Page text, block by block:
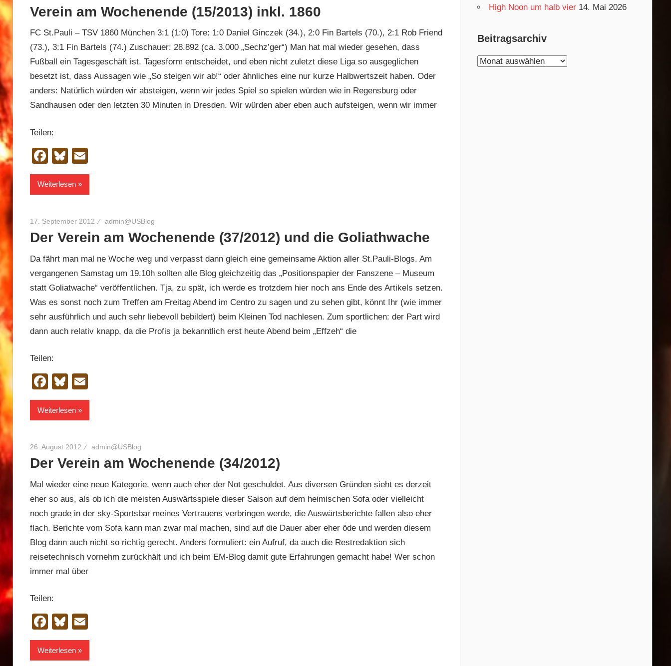
Verein am Wochenende (15/2013) inkl. 1860
FC St.Pauli – TSV 1860 München 3:1 (1:0) Tore: 1:0 Daniel Ginczek (34.), 2:0 Fin Bartels (70.), 2:1 Rob Friend
(73.), 3:1 Fin Bartels (74.) Zuschauer: 28.892 (ca. 3.000 „Sechz’ger“) Man hat mal wieder gesehen, dass
Fußball ein Tagesgeschäft ist, Tagesform entscheidet, und eben nicht zuletzt diese Liga so ausgeglichen
besetzt ist, dass Aussagen wie „So steigen wir ab!“ oder ähnliches eine nur kurze Halbwertszeit haben. Oder
anders: Natürlich würden wir absteigen, wenn wir jedes Spiel so spielen würden wie in Regensburg oder
Sandhausen oder den letzten 30 Minuten in Dresden. Wir würden aber eben auch aufsteigen, wenn wir immer
Teilen:
Facebook
Bluesky
Weiterlesen
17. September 2012 admin@USBlog
Der Verein am Wochenende (37/2012) und die Goliathwache
Da fährt man mal ne Woche weg und verpasst dann gleich eine gemeinsame Aktion aller St.Pauli-Blogs. Am
vergangenen Samstag um 19.10h sollten alle Blog gleichzeitig das „Positionspapier der Fanszene – Museum
statt Goliatwache“ veröffentlichen. Tja, zu spät, ich werde es trotzdem hier noch ans Ende des Artikels setzen.
Was es sonst noch zum Treffen am Freitag Abend im Centro zu sagen und zu sehen gibt, könnt Ihr (wie immer
sehr ausführlich und auch sehr liebevoll bebildert) beim Kleinen Tod nachlesen. Zum sportlichen: der Part wird
dann auch relativ knapp, da die Profis ja bekanntlich erst heute Abend beim „Effzeh“ die
Teilen:
Facebook
Bluesky
Weiterlesen
26. August 2012 admin@USBlog
Der Verein am Wochenende (34/2012)
Mal wieder eine neue Kategorie, wenn auch eher der Not geschuldet. Aus diversen Gründen sieht es derzeit
eher so aus, als ob ich die meisten Auswärtsspiele dieser Saison auf dem heimischen Sofa oder vielleicht
noch grade in der sky-Sportsbar meines Vertrauens verbringen werde, die Auswärtsberichte fallen also eher
flach. Berichte vom Sofa kann man zwar mal machen, sind auf die Dauer aber eher öde und werden diesem
Blog dann auch nicht so richtig gerecht. Anders formuliert: ein Aufruf, da auch die Restredaktion sich
reisetechnisch vornehm zurückhält und ich beim EM-Blog damit gute Erfahrungen gemacht habe! Wer schon
immer mal über
Teilen:
Facebook
Bluesky
Weiterlesen
High Noon um halb vier 14. Mai 2026
Beitragsarchiv
Beitragsarchiv